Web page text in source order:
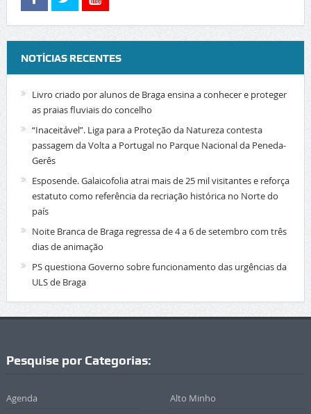
NOTÍCIAS RECENTES
Livro criado por alunos de Braga ensina a conhecer e proteger
as praias fluviais do concelho
“Inaceitável”. Liga para a Proteção da Natureza contesta
passagem da Volta a Portugal no Parque Nacional da Peneda-
Gerês
Esposende. Galaicofolia atrai mais de 25 mil visitantes e reforça
estatuto como referência da recriação histórica no Norte do
país
Noite Branca de Braga regressa de 4 a 6 de setembro com três
dias de animação
PS questiona Governo sobre funcionamento das urgências da
ULS de Braga
Pesquise por Categorias:
Agenda Alto Minho